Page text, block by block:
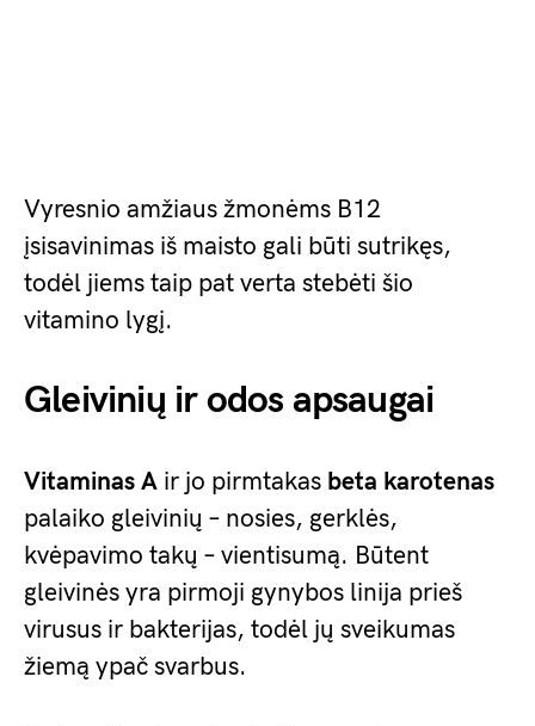
Vyresnio amžiaus žmonėms B12
įsisavinimas iš maisto gali būti sutrikęs,
todėl jiems taip pat verta stebėti šio
vitamino lygį.
Gleivinių ir odos apsaugai
Vitaminas A ir jo pirmtakas beta karotenas
palaiko gleivinių – nosies, gerklės,
kvėpavimo takų – vientisumą. Būtent
gleivinės yra pirmoji gynybos linija prieš
virusus ir bakterijas, todėl jų sveikumas
žiemą ypač svarbus.